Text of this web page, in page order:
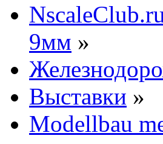
9мм »
Выставки »
Modellbau